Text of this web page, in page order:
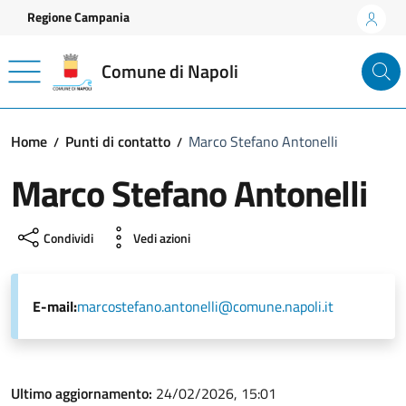
Vai ai contenuti
Vai al footer
Regione Campania
Comune di Napoli
Home Punti di contatto Marco Stefano Antonelli
Marco Stefano Antonelli
Condividi Vedi azioni
E-mail:marcostefano.antonelli@comune.napoli.it
Ultimo aggiornamento: 24/02/2026, 15:01